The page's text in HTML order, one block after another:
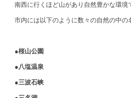
南西に行くほど山があり自然豊かな環境
市内には以下のように数々の自然の中の
●桜山公園
●八塩温泉
●三波石峡